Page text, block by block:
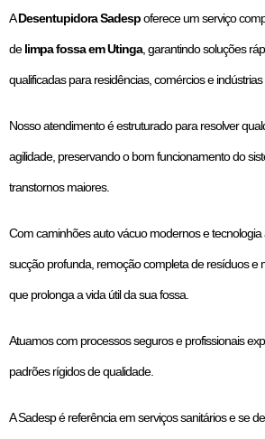
ADesentupidora Sadespoferece um serviço
delimpa fossa em Utinga, garantindo soluções
qualificadas para residências, comércios e indústrias
Nosso atendimento é estruturado para resolver
agilidade, preservando o bom funcionamento do
transtornos maiores.
Com caminhões auto vácuo modernos e
sucção profunda, remoção completa de resíduos e
que prolonga a vida útil da sua fossa.
Atuamos com processos seguros e profissionais
padrões rígidos de qualidade.
A Sadesp é referência em serviços sanitários e se